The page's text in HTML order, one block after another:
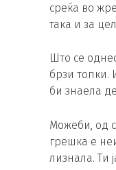
среќа во
така и за
Што се
брзи топки.
би знаела
Можеби, од
грешка е
лизнала. Ти